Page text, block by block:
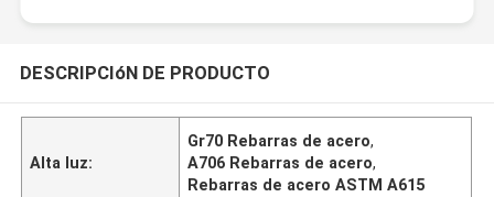
DESCRIPCIóN DE PRODUCTO
Alta luz:
Gr70 Rebarras de acero,
A706 Rebarras de acero,
Rebarras de acero ASTM A615